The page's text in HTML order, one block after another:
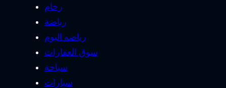
رخام
رياضة
رياضه اليوم
سوق العقارات
سياحة
سيارات